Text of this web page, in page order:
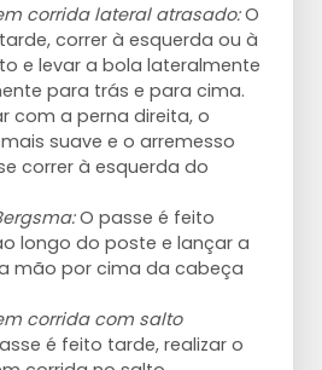
corrida lateral atrasado:O
correr à esquerda ou à
e levar a bola lateralmente
para trás e para cima.
com a perna direita, o
suave e o arremesso
correr à esquerda do
O passe é feito
longo do poste e lançar a
mão por cima da cabeça
corrida com salto
é feito tarde, realizar o